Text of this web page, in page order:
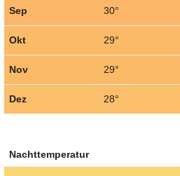
Sep 30°
Okt 29°
Nov 29°
Dez 28°
Nachttemperatur